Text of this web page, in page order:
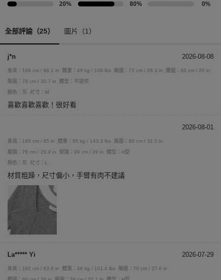
20% 80% 0%
全部評論（25） 圖片（1）
j*n 2026-08-08
身高：168 cm / 66.1 in 體重：49 kg / 108 lbs 胸圍：72 cm / 28.3 in
腰圍：66 cm / 26 in
臀圍：78 cm / 30.7 in
體型：不提供
顏色：灰
尺寸：M
喜歡喜歡喜歡！很好看
2026-08-01
身高：165 cm / 65 in 體重：65 kg / 143.3 lbs
胸圍：80 cm / 31.5 in
腰圍：76 cm / 29.9 in
臀圍：99 cm / 39 in
體型：H型
顏色：灰
尺寸：L
材質粗躁，尺寸偏小，手臂有肉不建議
La***** Yi 2026-07-29
身高：162 cm / 63.8 in 體重：46 kg / 101.4 lbs
胸圍：70 cm / 27.6 in